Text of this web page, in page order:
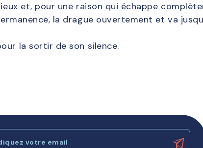
et, pour une raison qui échappe
la drague ouvertement et va
la sortir de son silence.
votre email